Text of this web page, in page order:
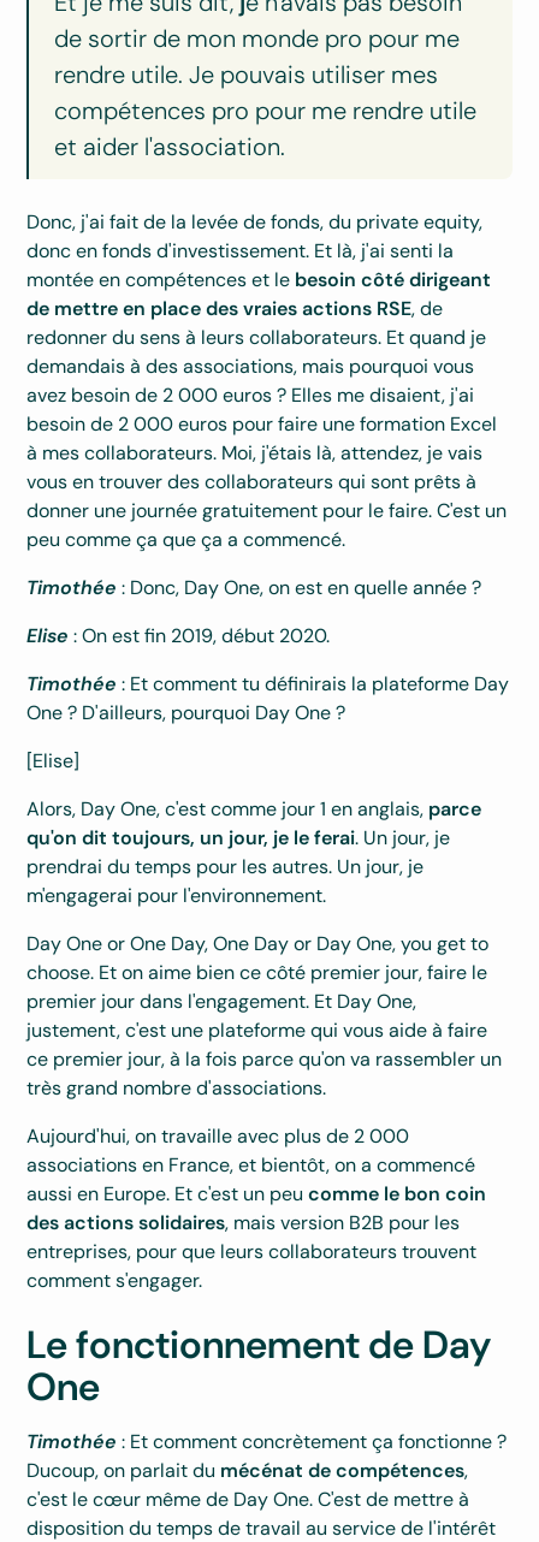
de sortir de mon monde pro pour me
rendre utile. Je pouvais utiliser mes
compétences pro pour me rendre utile
et aider l'association.
Donc, j'ai fait de la levée de fonds, du private equity,
donc en fonds d'investissement. Et là, j'ai senti la
montée en compétences et le besoin côté dirigeant
de mettre en place des vraies actions RSE, de
redonner du sens à leurs collaborateurs. Et quand je
demandais à des associations, mais pourquoi vous
avez besoin de 2 000 euros ? Elles me disaient, j'ai
besoin de 2 000 euros pour faire une formation Excel
à mes collaborateurs. Moi, j'étais là, attendez, je vais
vous en trouver des collaborateurs qui sont prêts à
donner une journée gratuitement pour le faire. C'est un
peu comme ça que ça a commencé.
Timothée: Donc, Day One, on est en quelle année ?
Elise : On est fin 2019, début 2020.
Timothée: Et comment tu définirais la plateforme Day
One ? D'ailleurs, pourquoi Day One ?
[Elise]
Alors, Day One, c'est comme jour 1 en anglais, parce
qu'on dit toujours, un jour, je le ferai. Un jour, je
prendrai du temps pour les autres. Un jour, je
m'engagerai pour l'environnement.
Day One or One Day, One Day or Day One, you get to
choose. Et on aime bien ce côté premier jour, faire le
premier jour dans l'engagement. Et Day One,
justement, c'est une plateforme qui vous aide à faire
ce premier jour, à la fois parce qu'on va rassembler un
très grand nombre d'associations.
Aujourd'hui, on travaille avec plus de 2 000
associations en France, et bientôt, on a commencé
aussi en Europe. Et c'est un peucomme le bon coin
des actions solidaires, mais version B2B pour les
entreprises, pour que leurs collaborateurs trouvent
comment s'engager.
Le fonctionnement de Day
One
Timothée: Et comment concrètement ça fonctionne ?
Ducoup, on parlait du mécénat de compétences,
c'est le cœur même de Day One. C'est de mettre à
disposition du temps de travail au service de l'intérêt